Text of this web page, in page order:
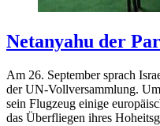
Netanyahu der
Am 26. September sprach
der UN-Vollversammlung.
sein Flugzeug einige
das Überfliegen ihres